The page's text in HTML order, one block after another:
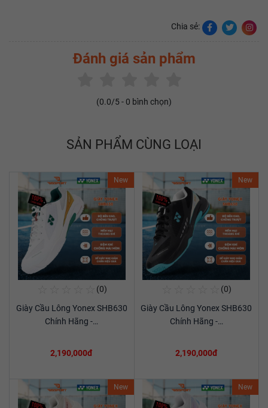
Chia sẻ:
Đánh giá sản phẩm
(0.0/5 - 0 bình chọn)
SẢN PHẨM CÙNG LOẠI
New
Xem chi tiết
(0)
Giày Cầu Lông Yonex SHB630
Chính Hãng -…
2,190,000đ
New
Xem chi tiết
(0)
Giày Cầu Lông Yonex SHB630
Chính Hãng -…
2,190,000đ
New New